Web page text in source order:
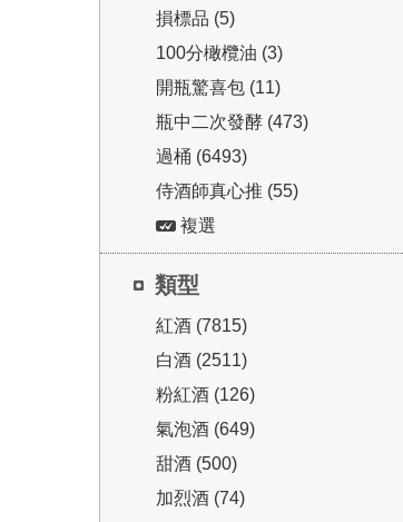
損標品 (5)
100分橄欖油 (3)
開瓶驚喜包 (11)
瓶中二次發酵 (473)
過桶 (6493)
侍酒師真心推 (55)
複選
類型
紅酒 (7815)
白酒 (2511)
粉紅酒 (126)
氣泡酒 (649)
甜酒 (500)
加烈酒 (74)